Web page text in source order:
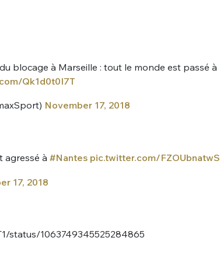
blocage à Marseille : tout le monde est passé à
Qk1d0t0I7T
November 17, 2018
agressé à #Nantes pic.twitter.com/FZOUbnatwS
17, 2018
status/1063749345525284865
ME CONNECTER